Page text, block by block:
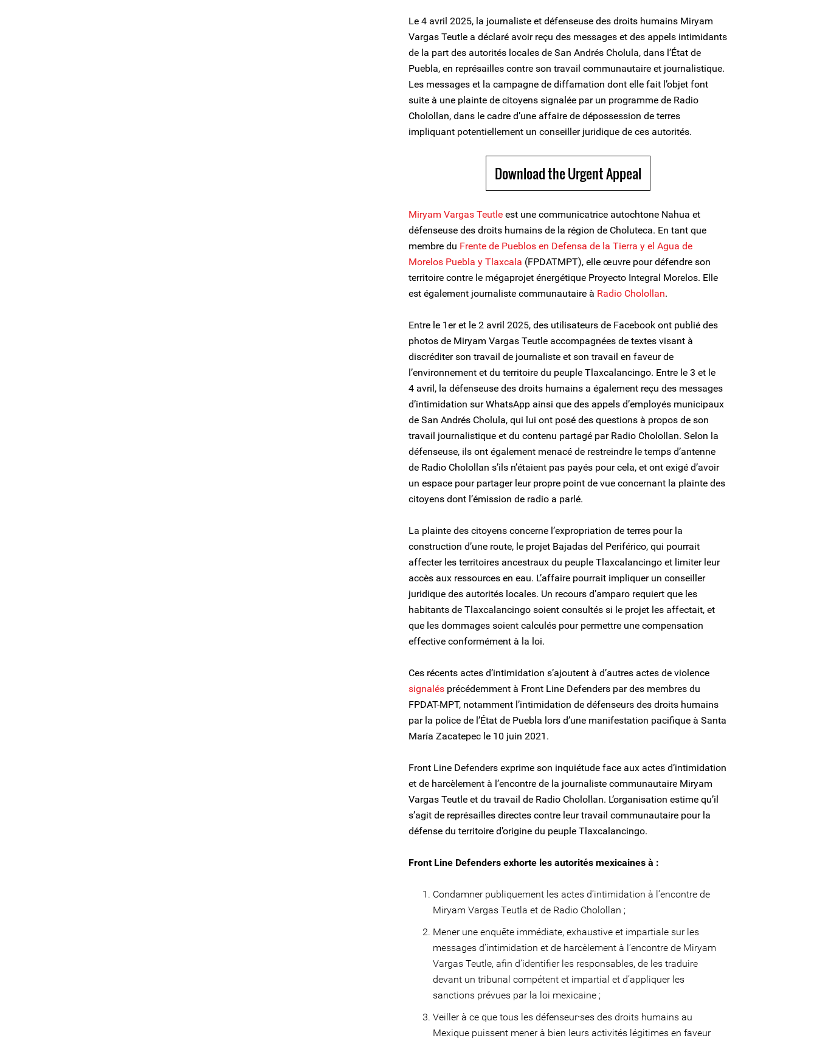
Le 4 avril 2025, la journaliste et défenseuse des droits humains Miryam
Vargas Teutle a déclaré avoir reçu des messages et des appels intimidants
de la part des autorités locales de San Andrés Cholula, dans l’État de
Puebla, en représailles contre son travail communautaire et journalistique.
Les messages et la campagne de diffamation dont elle fait l’objet font
suite à une plainte de citoyens signalée par un programme de Radio
Cholollan, dans le cadre d’une affaire de dépossession de terres
impliquant potentiellement un conseiller juridique de ces autorités.
Download the Urgent Appeal
Miryam Vargas Teutle est une communicatrice autochtone Nahua et
défenseuse des droits humains de la région de Choluteca. En tant que
membre du Frente de Pueblos en Defensa de la Tierra y el Agua de
Morelos Puebla y Tlaxcala (FPDATMPT), elle œuvre pour défendre son
territoire contre le mégaprojet énergétique Proyecto Integral Morelos. Elle
est également journaliste communautaire à Radio Cholollan.
Entre le 1er et le 2 avril 2025, des utilisateurs de Facebook ont publié des
photos de Miryam Vargas Teutle accompagnées de textes visant à
discréditer son travail de journaliste et son travail en faveur de
l’environnement et du territoire du peuple Tlaxcalancingo. Entre le 3 et le
4 avril, la défenseuse des droits humains a également reçu des messages
d’intimidation sur WhatsApp ainsi que des appels d’employés municipaux
de San Andrés Cholula, qui lui ont posé des questions à propos de son
travail journalistique et du contenu partagé par Radio Cholollan. Selon la
défenseuse, ils ont également menacé de restreindre le temps d’antenne
de Radio Cholollan s’ils n’étaient pas payés pour cela, et ont exigé d’avoir
un espace pour partager leur propre point de vue concernant la plainte des
citoyens dont l’émission de radio a parlé.
La plainte des citoyens concerne l’expropriation de terres pour la
construction d’une route, le projet Bajadas del Periférico, qui pourrait
affecter les territoires ancestraux du peuple Tlaxcalancingo et limiter leur
accès aux ressources en eau. L’affaire pourrait impliquer un conseiller
juridique des autorités locales. Un recours d’amparo requiert que les
habitants de Tlaxcalancingo soient consultés si le projet les affectait, et
que les dommages soient calculés pour permettre une compensation
effective conformément à la loi.
Ces récents actes d’intimidation s’ajoutent à d’autres actes de violence
signalés précédemment à Front Line Defenders par des membres du
FPDAT-MPT, notamment l’intimidation de défenseurs des droits humains
par la police de l’État de Puebla lors d’une manifestation pacifique à Santa
María Zacatepec le 10 juin 2021.
Front Line Defenders exprime son inquiétude face aux actes d’intimidation
et de harcèlement à l’encontre de la journaliste communautaire Miryam
Vargas Teutle et du travail de Radio Cholollan. L’organisation estime qu’il
s’agit de représailles directes contre leur travail communautaire pour la
défense du territoire d’origine du peuple Tlaxcalancingo.
Front Line Defenders exhorte les autorités mexicaines à :
Condamner publiquement les actes d’intimidation à l’encontre de
Miryam Vargas Teutla et de Radio Cholollan ;
Mener une enquête immédiate, exhaustive et impartiale sur les
messages d’intimidation et de harcèlement à l’encontre de Miryam
Vargas Teutle, afin d’identifier les responsables, de les traduire
devant un tribunal compétent et impartial et d’appliquer les
sanctions prévues par la loi mexicaine ;
Veiller à ce que tous les défenseur⸱ses des droits humains au
Mexique puissent mener à bien leurs activités légitimes en faveur